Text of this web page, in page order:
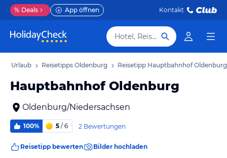
% Deals App öffnen Kontakt
Hotel, Reiseziel
Urlaub Reisetipps Oldenburg Reisetipp Hauptbahnhof Oldenburg
Hauptbahnhof Oldenburg
Oldenburg/Niedersachsen
100% 5 / 6 2 Bewertungen
Reisetipp bewerten Bilder hochladen